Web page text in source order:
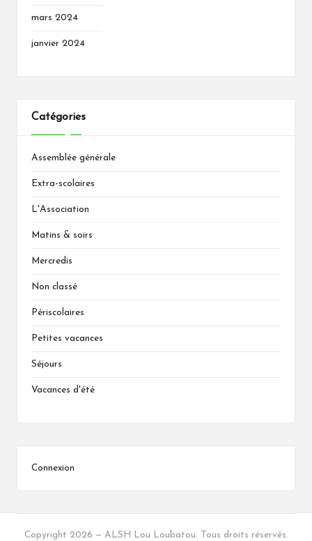
mars 2024
janvier 2024
Catégories
Assemblée générale
Extra-scolaires
L'Association
Matins & soirs
Mercredis
Non classé
Périscolaires
Petites vacances
Séjours
Vacances d'été
Connexion
Copyright 2026 — ALSH Lou Loubatou. Tous droits réservés.